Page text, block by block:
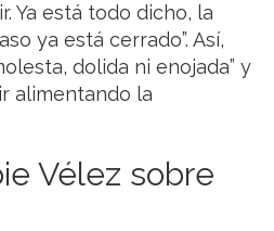
Ya está todo dicho, la
ya está cerrado”. Así,
dolida ni enojada” y
alimentando la
Vélez sobre